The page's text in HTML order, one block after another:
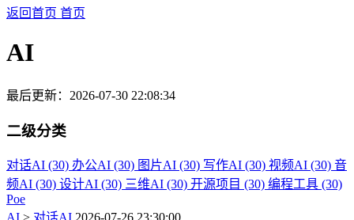
返回首页 首页
AI
最后更新：2026-07-30 22:08:34
二级分类
对话AI (30) 办公AI (30) 图片AI (30) 写作AI (30) 视频AI (30) 音
频AI (30) 设计AI (30) 三维AI (30) 开源项目 (30) 编程工具 (30)
Poe